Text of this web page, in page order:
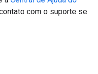
com o suporte se